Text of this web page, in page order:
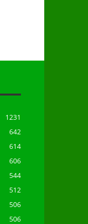
1231
642
614
606
544
512
506
506